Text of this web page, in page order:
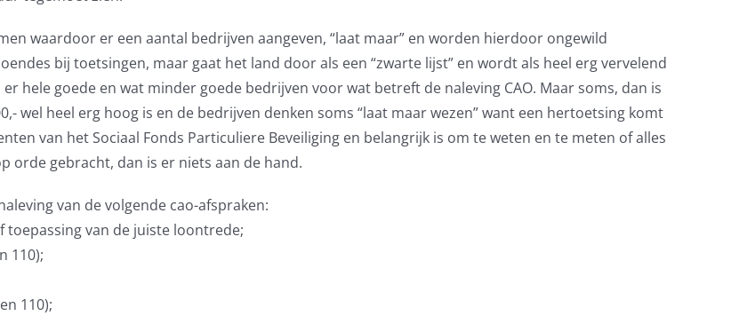
waardoor er een aantal bedrijven aangeven, “laat maar” en worden hierdoor ongewild
bij toetsingen, maar gaat het land door als een “zwarte lijst” en wordt als heel erg vervelend
hele goede en wat minder goede bedrijven voor wat betreft de naleving CAO. Maar soms, dan is
wel heel erg hoog is en de bedrijven denken soms “laat maar wezen” want een hertoetsing komt
van het Sociaal Fonds Particuliere Beveiliging en belangrijk is om te weten en te meten of alles
orde gebracht, dan is er niets aan de hand.
van de volgende cao-afspraken:
van de juiste loontrede;
110);
110);